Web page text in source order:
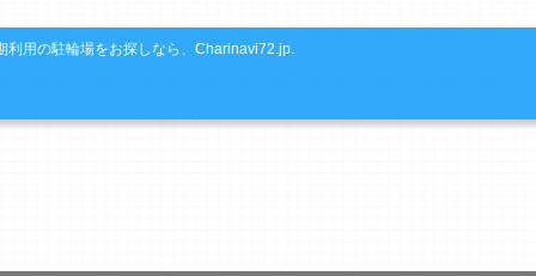
利用の駐輪場をお探しなら、Charinavi72.jp.